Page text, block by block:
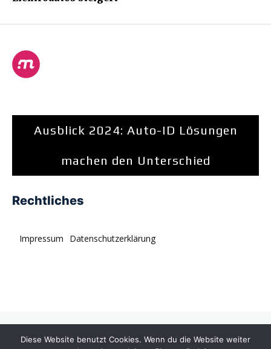
Ausblick 2024: Auto-ID Lösungen
machen den Unterschied
Rechtliches
Impressum Datenschutzerklärung
multipurpose Prebuilt Website with a wide range of usability.
Diese Website benutzt Cookies. Wenn du die Website weiter